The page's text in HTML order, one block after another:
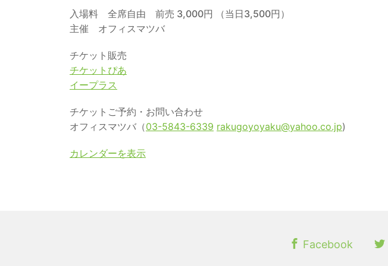
入場料 全席自由 前売 3,000円 （当日3,500円）
主催 オフィスマツバ
チケット販売
チケットぴあ
イープラス
チケットご予約・お問い合わせ
オフィスマツバ（03-5843-6339 rakugoyoyaku@yahoo.co.jp)
カレンダーを表示
Facebook